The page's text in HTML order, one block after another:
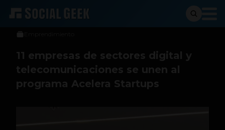
Social Geek
20 de junio de 2024
11 empresas de sectores digital y
telecomunicaciones se unen al
programa Acelera Startups